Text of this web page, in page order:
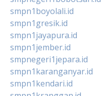
smpn1boyolali.id
smpn1gresik.id
smpn1jayapura.id
smpn1jember.id
smpnegeri1jepara.id
smpn1karanganyar.id
smpn1kendari.id